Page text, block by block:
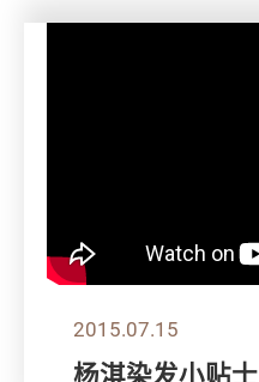
2015.07.15
杨淇染发小贴士